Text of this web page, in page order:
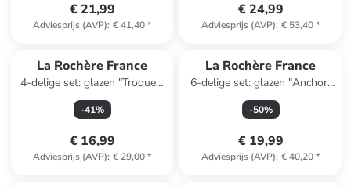
€ 21,99
Adviesprijs (AVP): € 41,40*
€ 24,99
Adviesprijs (AVP): € 53,40*
La Rochère France
4-delige set: glazen "Troquet"
transparant - 200 ml
-41%
€ 16,99
Adviesprijs (AVP): € 29,00*
La Rochère France
6-delige set: glazen "Anchor"
transparant - 260 ml
-50%
€ 19,99
Adviesprijs (AVP): € 40,20*